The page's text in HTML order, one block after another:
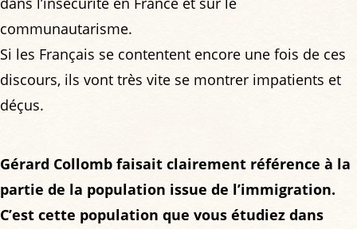
communautarisme.
Si les Français se contentent encore une fois de ces
discours, ils vont très vite se montrer impatients et
déçus.
Gérard Collomb faisait clairement référence à la
partie de la population issue de l’immigration.
C’est cette population que vous étudiez dans